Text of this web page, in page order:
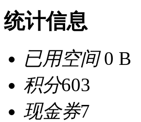
统计信息
已用空间0 B
积分603
现金券7